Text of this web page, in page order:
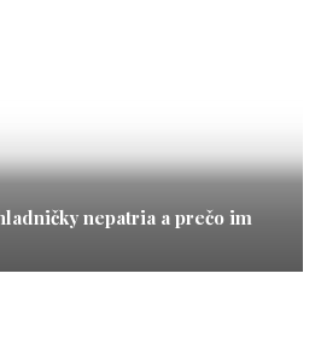
nepatria a prečo im